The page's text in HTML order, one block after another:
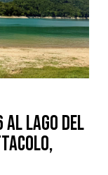
al Lago del